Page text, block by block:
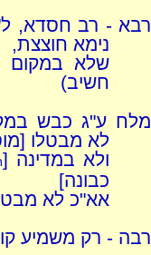
רבא - רב חסדא,
נימא חוצצת,
שלא במקום
חשיב)
מלח ע"ג כבש
לא מבטלו
ולא במדינה [
כבונה]
אא"כ לא
רבה - רק משמיע